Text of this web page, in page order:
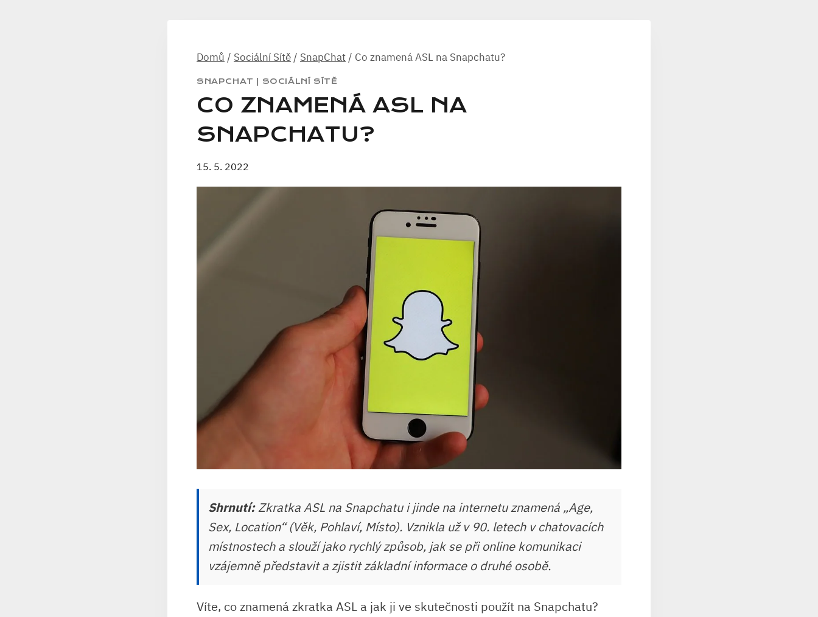
Domů / Sociální Sítě / SnapChat / Co znamená ASL na Snapchatu?
SNAPCHAT SOCIÁLNÍ SÍTĚ
CO ZNAMENÁ ASL NA
SNAPCHATU?
15. 5. 2022
Shrnutí:Zkratka ASL na Snapchatu i jinde na internetu znamená „Age,
Sex, Location“ (Věk, Pohlaví, Místo). Vznikla už v 90. letech v chatovacích
místnostech a slouží jako rychlý způsob, jak se při online komunikaci
vzájemně představit a zjistit základní informace o druhé osobě.
Víte, co znamená zkratka ASL a jak ji ve skutečnosti použít na Snapchatu?